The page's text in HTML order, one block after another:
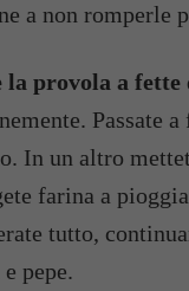
a non romperle
la provola a fette
Passate a
In un altro
farina a
tutto,
pepe.